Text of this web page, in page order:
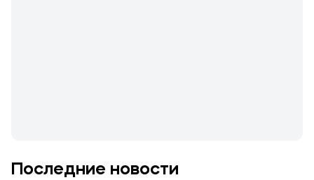
Последние новости